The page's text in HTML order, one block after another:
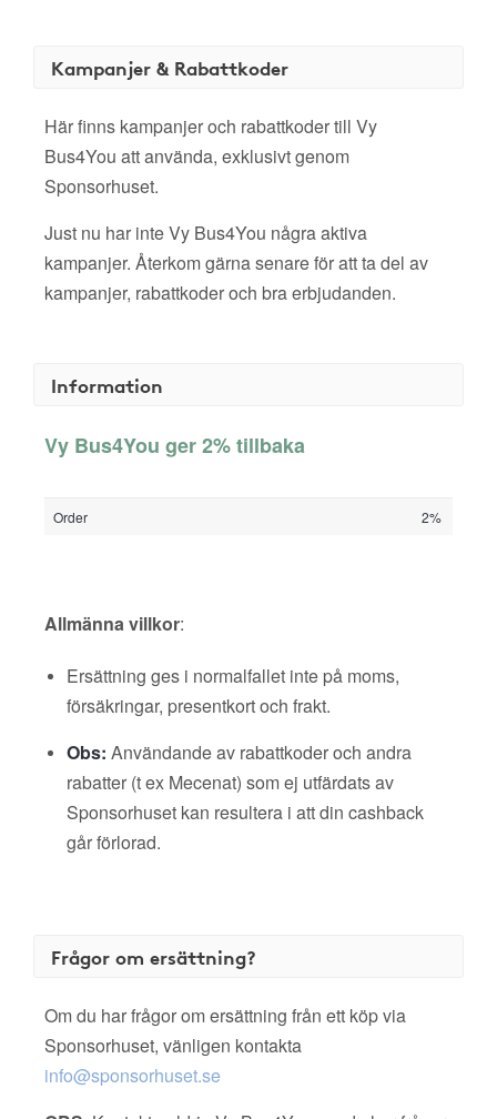
Kampanjer & Rabattkoder
Här finns kampanjer och rabattkoder till Vy
Bus4You att använda, exklusivt genom
Sponsorhuset.
Just nu har inte Vy Bus4You några aktiva
kampanjer. Återkom gärna senare för att ta del av
kampanjer, rabattkoder och bra erbjudanden.
Information
Vy Bus4You ger 2% tillbaka
Order 2%
Allmänna villkor:
Ersättning ges i normalfallet inte på moms,
försäkringar, presentkort och frakt.
Obs: Användande av rabattkoder och andra
rabatter (t ex Mecenat) som ej utfärdats av
Sponsorhuset kan resultera i att din cashback
går förlorad.
Frågor om ersättning?
Om du har frågor om ersättning från ett köp via
Sponsorhuset, vänligen kontakta
info@sponsorhuset.se